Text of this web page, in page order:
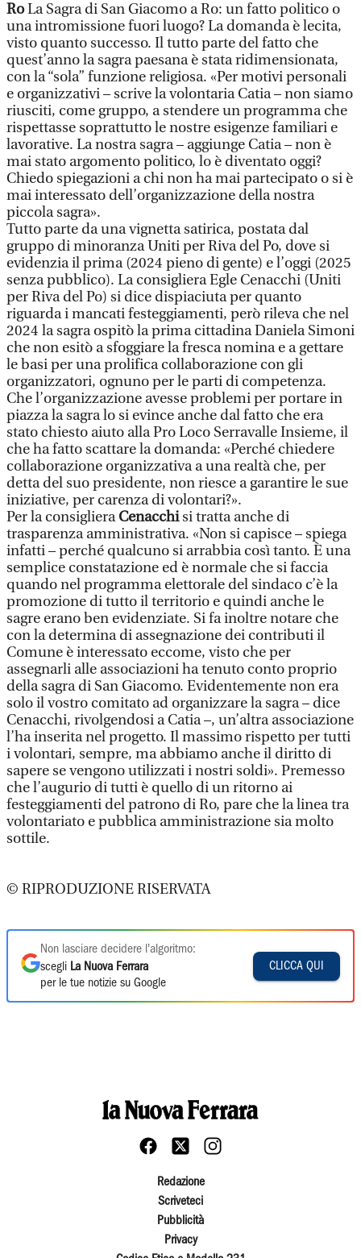
RoLa Sagra di San Giacomo a Ro: un fatto politico o
una intromissione fuori luogo? La domanda è lecita,
visto quanto successo. Il tutto parte del fatto che
quest’anno la sagra paesana è stata ridimensionata,
con la “sola” funzione religiosa. «Per motivi personali
e organizzativi – scrive la volontaria Catia – non siamo
riusciti, come gruppo, a stendere un programma che
rispettasse soprattutto le nostre esigenze familiari e
lavorative. La nostra sagra – aggiunge Catia – non è
mai stato argomento politico, lo è diventato oggi?
Chiedo spiegazioni a chi non ha mai partecipato o si è
mai interessato dell’organizzazione della nostra
piccola sagra».
Tutto parte da una vignetta satirica, postata dal
gruppo di minoranza Uniti per Riva del Po, dove si
evidenzia il prima (2024 pieno di gente) e l’oggi (2025
senza pubblico). La consigliera Egle Cenacchi (Uniti
per Riva del Po) si dice dispiaciuta per quanto
riguarda i mancati festeggiamenti, però rileva che nel
2024 la sagra ospitò la prima cittadina Daniela Simoni
che non esitò a sfoggiare la fresca nomina e a gettare
le basi per una prolifica collaborazione con gli
organizzatori, ognuno per le parti di competenza.
Che l’organizzazione avesse problemi per portare in
piazza la sagra lo si evince anche dal fatto che era
stato chiesto aiuto alla Pro Loco Serravalle Insieme, il
che ha fatto scattare la domanda: «Perché chiedere
collaborazione organizzativa a una realtà che, per
detta del suo presidente, non riesce a garantire le sue
iniziative, per carenza di volontari?».
Per la consiglieraCenacchisi tratta anche di
trasparenza amministrativa. «Non si capisce – spiega
infatti – perché qualcuno si arrabbia così tanto. È una
semplice constatazione ed è normale che si faccia
quando nel programma elettorale del sindaco c’è la
promozione di tutto il territorio e quindi anche le
sagre erano ben evidenziate. Si fa inoltre notare che
con la determina di assegnazione dei contributi il
Comune è interessato eccome, visto che per
assegnarli alle associazioni ha tenuto conto proprio
della sagra di San Giacomo. Evidentemente non era
solo il vostro comitato ad organizzare la sagra – dice
Cenacchi, rivolgendosi a Catia –, un’altra associazione
l’ha inserita nel progetto. Il massimo rispetto per tutti
i volontari, sempre, ma abbiamo anche il diritto di
sapere se vengono utilizzati i nostri soldi». Premesso
che l’augurio di tutti è quello di un ritorno ai
festeggiamenti del patrono di Ro, pare che la linea tra
volontariato e pubblica amministrazione sia molto
sottile.
© RIPRODUZIONE RISERVATA
Non lasciare decidere l'algoritmo:
scegli La Nuova Ferrara
per le tue notizie su Google
CLICCA QUI
Redazione
Scriveteci
Pubblicità
Privacy